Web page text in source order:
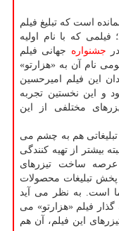
است كه تبلیغ فیلم
فیلمی كه با نام اولیه
جشنواره جهانی فیلم
نام آن به «هزارتو»
این فیلم امیرحسین
و این نخستین تجربه
مختلفی از این
تبلیغاتی هم به چشم می
بیشتر از تهیه كنندگی
عرصه ساخت تیزرهای
پخش تبلیغات محصولات
است. به نظر می آید
گذار فیلم «هزارتو» می
این فیلم، آن هم